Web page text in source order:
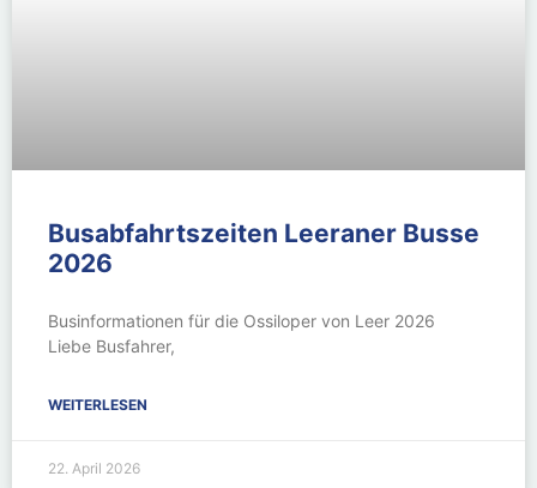
Busabfahrtszeiten Leeraner Busse
2026
Businformationen für die Ossiloper von Leer 2026
Liebe Busfahrer,
WEITERLESEN
22. April 2026